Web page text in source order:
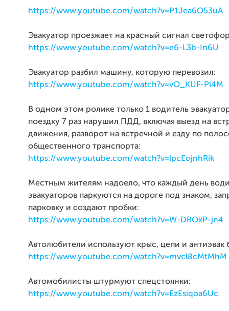
https://www.youtube.com/watch?v=P1Jea6O53uA
Эвакуатор проезжает на красный сигнал
https://www.youtube.com/watch?v=e6-L3b-In6U
Эвакуатор разбил машину, которую перевозил:
https://www.youtube.com/watch?v=vO_KUF-Pl4M
В одном этом ролике только 1 водитель
поездку 7 раз нарушил ПДД, включая выезд на
движения, разворот на встречной и езду по
общественного транспорта:
https://www.youtube.com/watch?v=lpcEojnhRik
Местным жителям надоело, что каждый день
эвакуаторов паркуются на дороге под знаком,
парковку и создают пробки:
https://www.youtube.com/watch?v=W-DROxP-jn4
Автолюбители используют крыс, цепи и антиэвак
https://www.youtube.com/watch?v=mvcl8cMtMhM
Автомобилисты штурмуют спецстоянки:
https://www.youtube.com/watch?v=EzEsiqoa6Uc